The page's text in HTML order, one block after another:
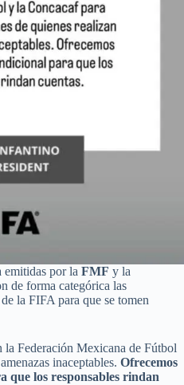
emitidas por la FMF y la
de forma categórica las
la FIFA para que se tomen
Federación Mexicana de Fútbol
inaceptables. Ofrecemos
que los responsables rindan